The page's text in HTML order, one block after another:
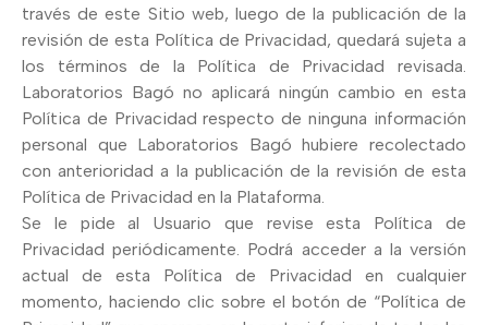
través de este Sitio web, luego de la publicación de la
revisión de esta Política de Privacidad, quedará sujeta a
los términos de la Política de Privacidad revisada.
Laboratorios Bagó no aplicará ningún cambio en esta
Política de Privacidad respecto de ninguna información
personal que Laboratorios Bagó hubiere recolectado
con anterioridad a la publicación de la revisión de esta
Política de Privacidad en la Plataforma.
Se le pide al Usuario que revise esta Política de
Privacidad periódicamente. Podrá acceder a la versión
actual de esta Política de Privacidad en cualquier
momento, haciendo clic sobre el botón de “Política de